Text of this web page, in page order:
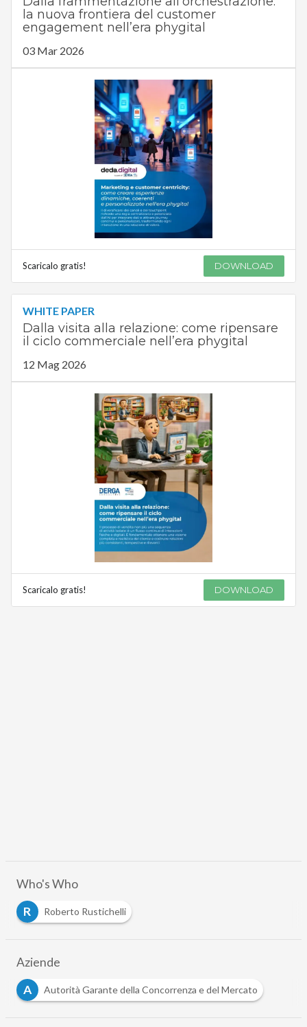
la nuova frontiera del customer
engagement nell’era phygital
03 Mar 2026
Scaricalo gratis! DOWNLOAD
WHITE PAPER
Dalla visita alla relazione: come ripensare
il ciclo commerciale nell’era phygital
12 Mag 2026
Scaricalo gratis! DOWNLOAD
Who's Who
R
Roberto Rustichelli
Aziende
A
Autorità Garante della Concorrenza e del Mercato